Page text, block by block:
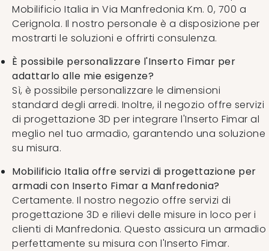
Mobilificio Italia in Via Manfredonia Km. 0, 700 a
Cerignola. Il nostro personale è a disposizione per
mostrarti le soluzioni e offrirti consulenza.
È possibile personalizzare l'Inserto Fimar per
adattarlo alle mie esigenze?
Sì, è possibile personalizzare le dimensioni
standard degli arredi. Inoltre, il negozio offre servizi
di progettazione 3D per integrare l'Inserto Fimar al
meglio nel tuo armadio, garantendo una soluzione
su misura.
Mobilificio Italia offre servizi di progettazione per
armadi con Inserto Fimar a Manfredonia?
Certamente. Il nostro negozio offre servizi di
progettazione 3D e rilievi delle misure in loco per i
clienti di Manfredonia. Questo assicura un armadio
perfettamente su misura con l'Inserto Fimar.